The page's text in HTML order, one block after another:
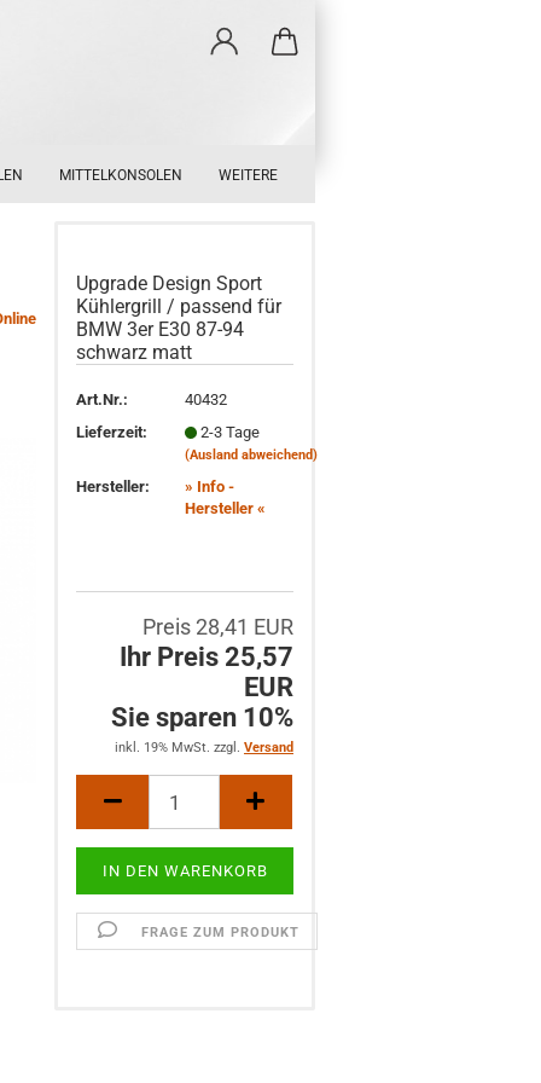
MITTELKONSOLEN WEITERE
Upgrade Design Sport
Kühlergrill / passend für
BMW 3er E30 87-94
schwarz matt
Art.Nr.:
40432
Lieferzeit:
2-3 Tage
(Ausland abweichend)
Hersteller:
» Info -
Hersteller «
Preis 28,41 EUR
Ihr Preis 25,57
EUR
Sie sparen 10%
inkl. 19% MwSt. zzgl. Versand
FRAGE ZUM PRODUKT